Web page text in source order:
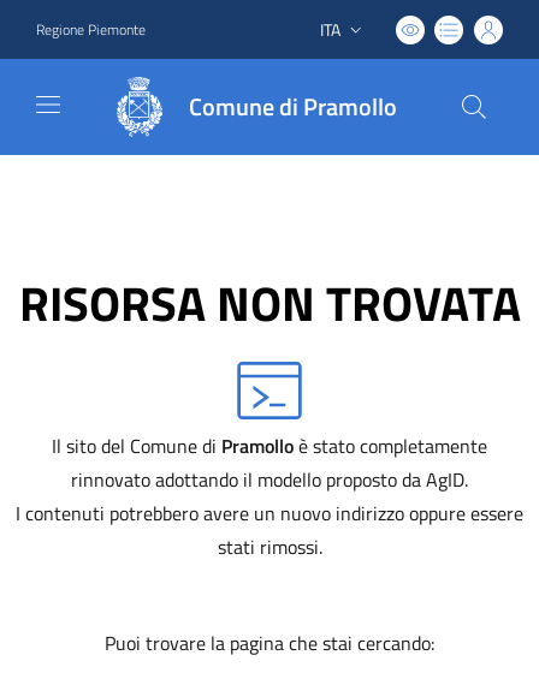
Regione Piemonte Lingua attiva:
ITA
Comune di Pramollo
RISORSA NON TROVATA
Il sito del Comune di Pramolloè stato completamente
rinnovato adottando il modello proposto da AgID.
I contenuti potrebbero avere un nuovo indirizzo oppure essere
stati rimossi.
Puoi trovare la pagina che stai cercando: